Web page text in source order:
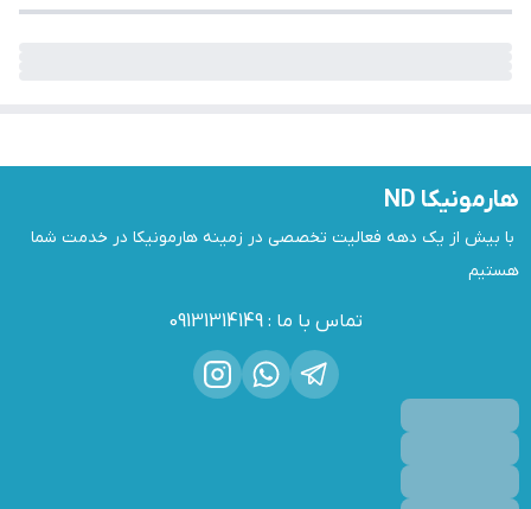
هارمونیکا ND
هستیم
تماس با ما :